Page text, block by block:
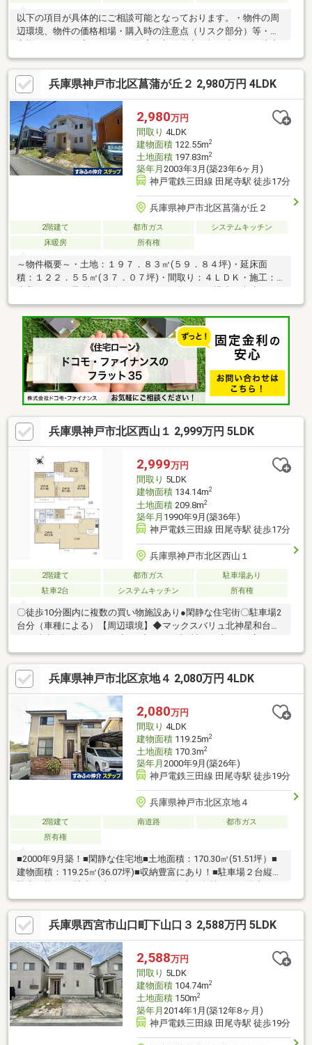
以下の項目が具体的にご相談可能となっております。・物件の周
辺環境、物件の価格相場・購入時の注意点（リスク部分）等・お
点何度も経験のすることのない自宅の購入だからこそ真剣に最大
限のサポートをご提供いたします。エリアに特化しているからこ
そできる表に出ていない物件のイチ早い情報なども共有が可能で
すので条件に合った物件のご提案が可能です♪
兵庫県神戸市北区菖蒲が丘２ 2,980万円 4LDK
2,980万円
間取り 4LDK
建物面積122.55m2
土地面積197.83m2
築年月 2003年3月(築23年6ヶ月)
神戸電鉄三田線 田尾寺駅 徒歩17分
兵庫県神戸市北区菖蒲が丘２
2階建て 都市ガス
システムキッチン
床暖房
所有権
～物件概要～・土地：１９７．８３㎡(５９．８４坪)・延床面
積：１２２．５５㎡(３７．０７坪)・間取り：４ＬＤＫ・施工：
ート葺２階建て～周辺環境～・コメダ珈琲店神戸藤原台店 約
1000ｍ・セブンイレブン神戸西山1丁目店 約1000ｍ・マックス
バリュ北神星和台店 約1120ｍ・神戸市立西山小学校 約650
ｍ・神戸市立有野北中学校 約2300ｍ
兵庫県神戸市北区西山１ 2,999万円 5LDK
2,999万円
間取り 5LDK
建物面積134.14m2
土地面積209.8m2
築年月 1990年9月(築36年)
神戸電鉄三田線 田尾寺駅 徒歩17分
兵庫県神戸市北区西山１
2階建て 都市ガス
駐車場あり
駐車2台
システムキッチン 所有権
〇徒歩10分圏内に複数の買い物施設あり●閑静な住宅街〇駐車場2
台分（車種による）【周辺環境】◆マックスバリュ北神星和台店
徒歩5分（約370ｍ）◆ウエルシア神戸西山店まで徒歩4分（約260
ｍ）◇西山小学校まで徒歩3分（約200ｍ）◆足谷東公園まで徒歩
2分（約150ｍ）2026年7月リフォーム完成予定◆システムキッチ
ン・ユニットバス・トイレ・洗面化粧台新調◆全室クロス・フロ
ーリング張替◆建具新調◆1・2階和室を洋室へ変更
兵庫県神戸市北区京地４ 2,080万円 4LDK
2,080万円
間取り 4LDK
建物面積119.25m2
土地面積170.3m2
築年月 2000年9月(築26年)
神戸電鉄三田線 田尾寺駅 徒歩19分
兵庫県神戸市北区京地４
2階建て 南道路
都市ガス
所有権
■2000年9月築！■閑静な住宅地■土地面積：170.30㎡(51.51坪）■
建物面積：119.25㎡(36.07坪)■収納豊富にあり！■駐車場２台縦列
通風良好！～周辺環境～●マックスバリュ北神星和台店まで約840
ｍ●セブンイレブン神戸西山1丁目店まで約760ｍ●吉原公園まで約
140ｍ●神戸市立西山小学校まで約880ｍ●神戸市立有野北中学校ま
で約1680ｍ
兵庫県西宮市山口町下山口３ 2,588万円 5LDK
2,588万円
間取り 5LDK
建物面積104.74m2
土地面積150m2
築年月 2014年1月(築12年8ヶ月)
神戸電鉄三田線 田尾寺駅 徒歩19分